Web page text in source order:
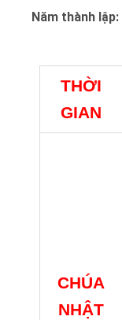
Năm thành lập:
THỜI
GIAN
CHÚA
NHẬT